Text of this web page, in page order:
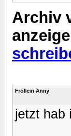
Archiv
Frollein Anny
jetzt hab